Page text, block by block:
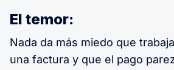
El temor:
Nada da más miedo que
una factura y que el pago